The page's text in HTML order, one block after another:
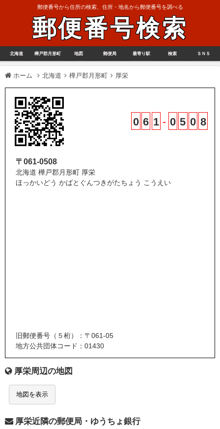
郵便番号から住所の検索、住所・地名から郵便番号を調べる
郵便番号検索
北海道 樺戸郡月形町 地図 郵便局 最寄り駅 検索 ＳＮＳ
ホーム 北海道 樺戸郡月形町 厚栄
0 6 1 - 0 5 0 8
〒061-0508
北海道 樺戸郡月形町 厚栄
ほっかいどう かばとぐんつきがたちょう こうえい
旧郵便番号（５桁）：〒061-05
地方公共団体コード：01430
厚栄周辺の地図
地図を表示
厚栄近隣の郵便局・ゆうちょ銀行